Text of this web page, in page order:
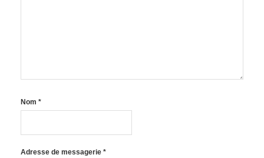
Nom *
Adresse de messagerie *